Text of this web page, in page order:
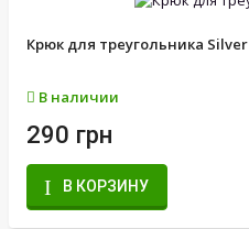
Крюк для треугольника Silver
В наличии
290 грн
В КОРЗИНУ